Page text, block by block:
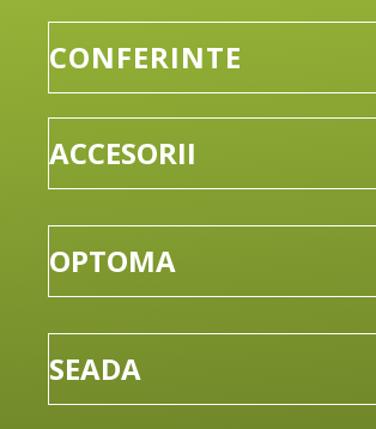
CONFERINTE
ACCESORII
OPTOMA
SEADA